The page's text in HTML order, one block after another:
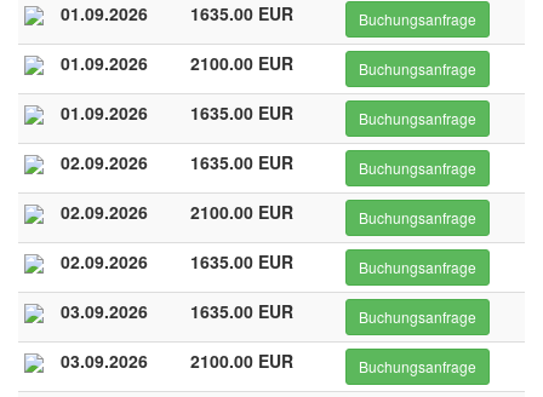
01.09.2026 1635.00 EUR Buchungsanfrage
01.09.2026 2100.00 EUR Buchungsanfrage
01.09.2026 1635.00 EUR Buchungsanfrage
02.09.2026 1635.00 EUR Buchungsanfrage
02.09.2026 2100.00 EUR Buchungsanfrage
02.09.2026 1635.00 EUR Buchungsanfrage
03.09.2026 1635.00 EUR Buchungsanfrage
03.09.2026 2100.00 EUR Buchungsanfrage